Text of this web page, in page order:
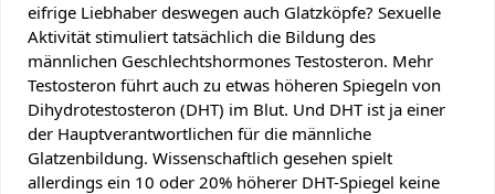
eifrige Liebhaber deswegen auch Glatzköpfe? Sexuelle
Aktivität stimuliert tatsächlich die Bildung des
männlichen Geschlechtshormones Testosteron. Mehr
Testosteron führt auch zu etwas höheren Spiegeln von
Dihydrotestosteron (DHT) im Blut. Und DHT ist ja einer
der Hauptverantwortlichen für die männliche
Glatzenbildung. Wissenschaftlich gesehen spielt
allerdings ein 10 oder 20% höherer DHT-Spiegel keine